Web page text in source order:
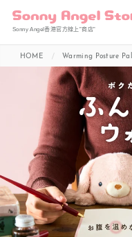
Sonny Angel香港官方線上”商店”
HOME Warming Posture